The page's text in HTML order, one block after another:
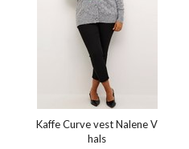
Kaffe Curve vest Nalene V
hals